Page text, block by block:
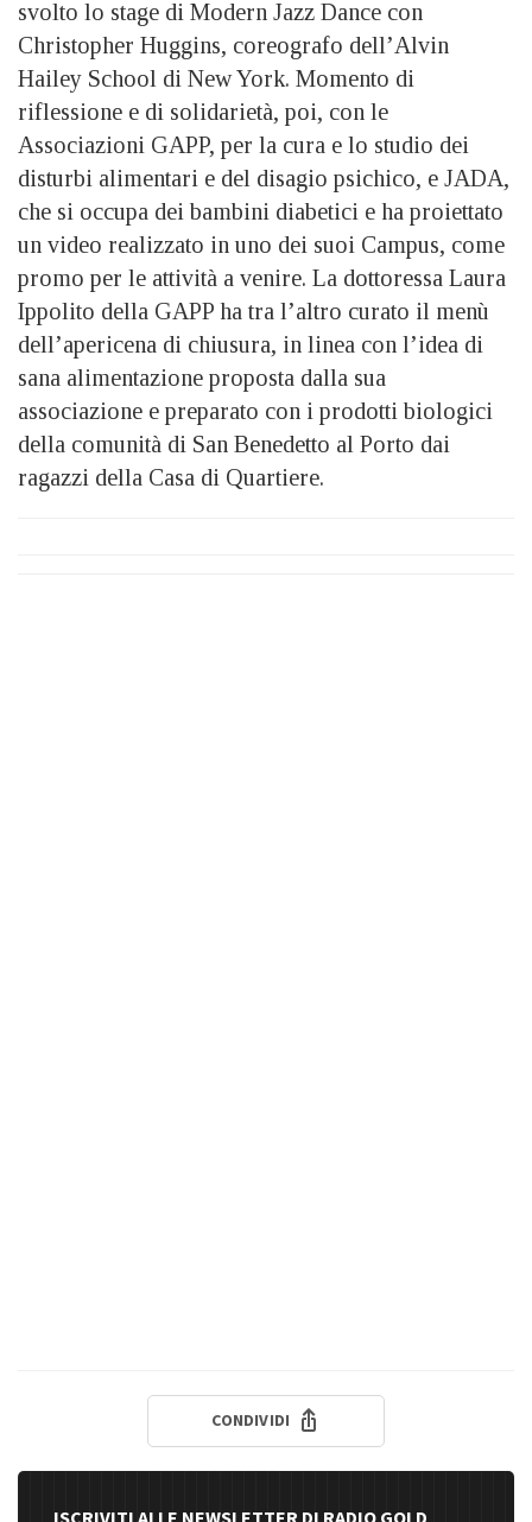
svolto lo stage di Modern Jazz Dance con
Christopher Huggins, coreografo dell’Alvin
Hailey School di New York. Momento di
riflessione e di solidarietà, poi, con le
Associazioni GAPP, per la cura e lo studio dei
disturbi alimentari e del disagio psichico, e JADA,
che si occupa dei bambini diabetici e ha proiettato
un video realizzato in uno dei suoi Campus, come
promo per le attività a venire. La dottoressa Laura
Ippolito della GAPP ha tra l’altro curato il menù
dell’apericena di chiusura, in linea con l’idea di
sana alimentazione proposta dalla sua
associazione e preparato con i prodotti biologici
della comunità di San Benedetto al Porto dai
ragazzi della Casa di Quartiere.
CONDIVIDI